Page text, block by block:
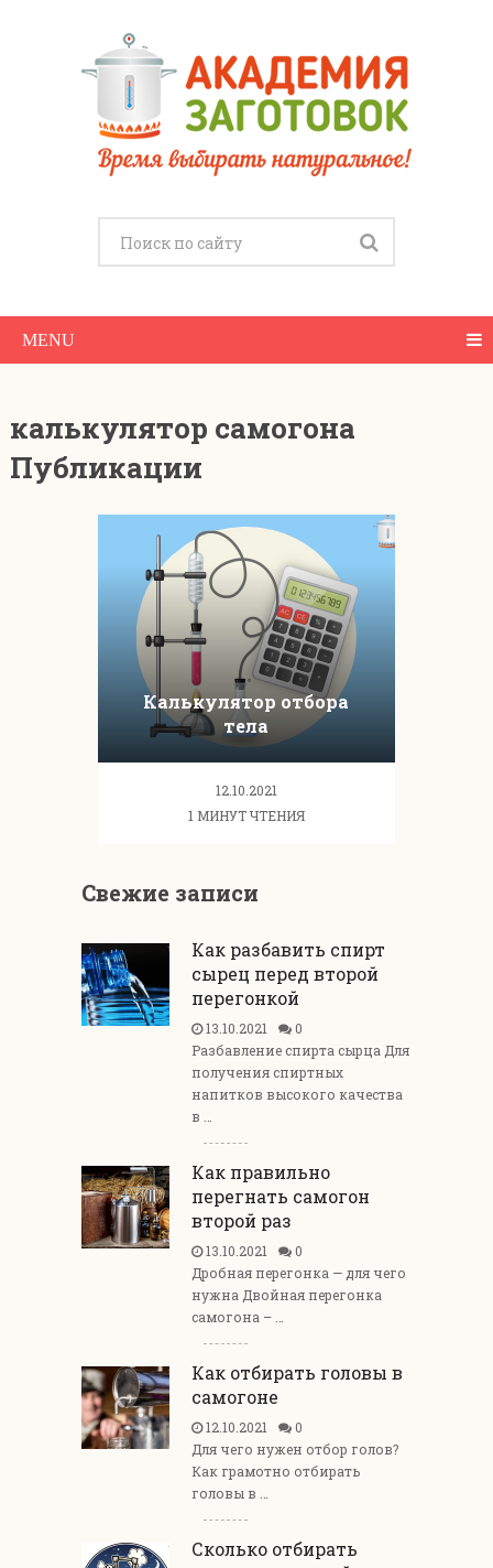
MENU
калькулятор самогона
Публикации
Калькулятор отбора
тела
12.10.2021
1 МИНУТ ЧТЕНИЯ
Свежие записи
Как разбавить спирт
сырец перед второй
перегонкой
13.10.2021
0
Разбавление спирта сырца Для
получения спиртных
напитков высокого качества
в …
Как правильно
перегнать самогон
второй раз
13.10.2021
0
Дробная перегонка — для чего
нужна Двойная перегонка
самогона – …
Как отбирать головы в
самогоне
12.10.2021
0
Для чего нужен отбор голов?
Как грамотно отбирать
головы в …
Сколько отбирать